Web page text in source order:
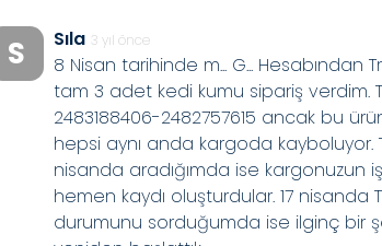
S Sıla 3 yıl önce
8 Nisan tarihinde m... G... Hesabından
tam 3 adet kedi kumu sipariş verdim.
2483188406-2482757615 ancak bu
hepsi aynı anda kargoda kayboluyor.
nisanda aradığımda ise kargonuzun
hemen kaydı oluşturdular. 17
durumunu sorduğumda ise ilginç bir